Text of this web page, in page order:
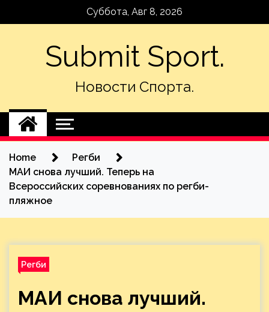
Суббота, Авг 8, 2026
Submit Sport.
Новости Спорта.
Home
Регби
МАИ снова лучший. Теперь на
Всероссийских соревнованиях по регби-
пляжное
Регби
МАИ снова лучший.